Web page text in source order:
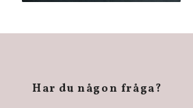
Har du någon fråga?